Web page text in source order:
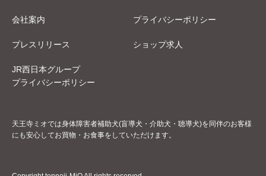
会社案内 プライバシーポリシー
プレスリリース ショップ求人
JR西日本グループ
プライバシーポリシー
天王寺ミオでは身体障害者補助犬(盲導犬・介助犬・聴導犬)を同伴のお客様
にも安心してお買物・お食事をしていただけます。